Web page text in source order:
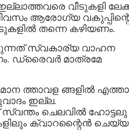
വീടുകളി
ആരോഗ്യ
തന്നെ കഴിയണം.
സ്വകാര്യ വാഹന
ഡ്രൈവര്‍ മാത്രമേ
ത്താവള ങ്ങളില്‍
ഇല്ല.
ചെലവില്‍ ഹോട്ടലു
ക്വാറന്റൈന്‍